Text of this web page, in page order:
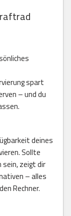
spart
– und du
deines
Sollte
sein, zeigt dir
– alles
Rechner.